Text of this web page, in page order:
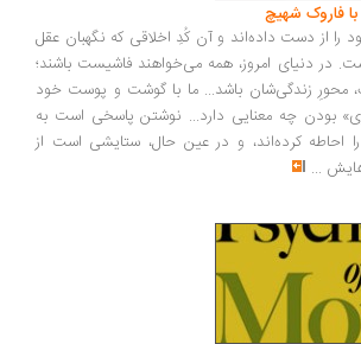
شهیچ‭
داده‌اند و آن کُدِ اخلاقی که نگهبان عقل
امروز، همه می‌خواهند فاشیست باشند؛
باشد... ما با گوشت و پوست خود
چه معنایی دارد... نوشتن پاسخی است به
کرده‌اند، و در عین حال، ستایشی است از